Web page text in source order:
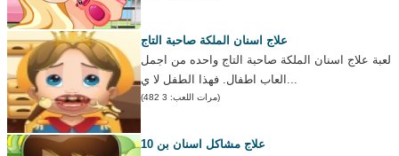
علاج اسنان الملكة صاحبة التاج
لعبة علاج اسنان الملكة صاحبة التاج واحده من اجمل
العاب اطفال. فهذا الطفل لا ي...
(مرات اللعب: 3 482)
علاج مشاكل اسنان بن 10